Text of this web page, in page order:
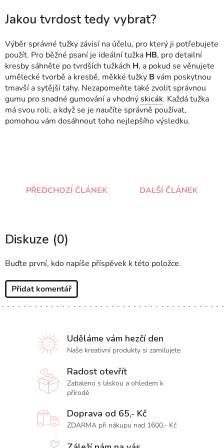
Jakou tvrdost tedy vybrat?
Výběr správné tužky závisí na účelu, pro který ji potřebujete
použít. Pro běžné psaní je ideální tužka HB, pro detailní
kresby sáhněte po tvrdších tužkách H, a pokud se věnujete
umělecké tvorbě a kresbě, měkké tužky Bvám poskytnou
tmavší a sytější tahy. Nezapomeňte také zvolit správnou
gumu pro snadné gumování a vhodnýskicák. Každá tužka
má svou roli, a když se je naučíte správně používat,
pomohou vám dosáhnout toho nejlepšího výsledku.
PŘEDCHOZÍ ČLÁNEK DALŠÍ ČLÁNEK
Diskuze (0)
Buďte první, kdo napíše příspěvek k této položce.
Přidat komentář
Uděláme vám hezčí den
Naše kreativní produkty si zamilujete
Radost otevřít
Zabaleno s láskou a ohledem k
přírodě
Doprava od 65,- Kč
ZDARMA při nákupu nad 1600,- Kč